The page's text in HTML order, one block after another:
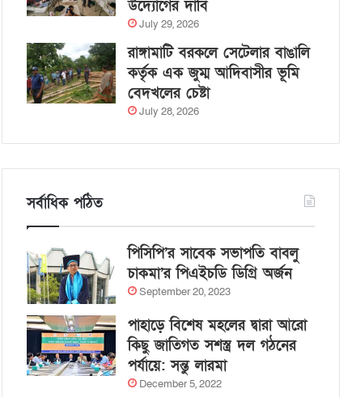
উদ্যোগের দাবি
July 29, 2026
রাঙ্গামাটি বরকলে সেটেলার বাঙালি
কর্তৃক এক জুম্ম আদিবাসীর ভূমি
বেদখলের চেষ্টা
July 28, 2026
সর্বাধিক পঠিত
পিসিপি’র সাবেক সভাপতি বাবলু
চাকমা’র পিএইচডি ডিগ্রি অর্জন
September 20, 2023
পাহাড়ে বিশেষ মহলের দ্বারা আরো
কিছু জাতিগত সশস্ত্র দল গঠনের
পর্যায়ে: সন্তু লারমা
December 5, 2022